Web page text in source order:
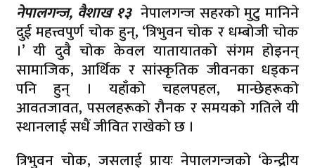
नेपालगन्ज, वैशाख १३नेपालगन्ज सहरको मुटु मानिने
दुई महत्त्वपुर्ण चोक हुन्, ‘त्रिभुवन चोक र धम्बोजी चोक
।’ यी दुवै चोक केवल यातायातको संगम होइनन्
सामाजिक, आर्थिक र सांस्कृतिक जीवनका धड्कन
पनि हुन् । यहाँको चहलपहल, मान्छेहरूको
आवतजावत, पसलहरूको रौनक र समयको गतिले यी
स्थानलाई सधैं जीवित राखेको छ ।
त्रिभुवन चोक, जसलाई प्रायः नेपालगन्जको ‘केन्द्रीय